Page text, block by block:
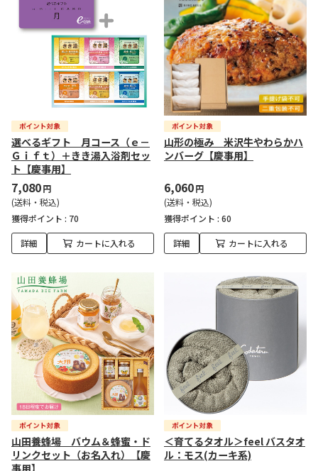
選べるギフト 月コース（ｅ－
Ｇｉｆｔ）＋きき湯入浴剤セッ
ト【慶事用】
7,080円
(送料・税込)
獲得ポイント : 70
詳細 カートに入れる
山形の極み 米沢牛やわらかハ
ンバーグ【慶事用】
6,060円
(送料・税込)
獲得ポイント : 60
詳細 カートに入れる
山田養蜂場 バウム＆蜂蜜・ド
リンクセット（お名入れ）【慶
事用】
＜育てるタオル＞feel バスタオ
ル：モス(カーキ系)